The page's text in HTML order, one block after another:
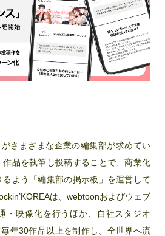
さまざまな企業の編集部が求めてい
品を執筆し投稿することで、商業化
よう「編集部の掲示板」を運営して
は、webtoonおよびウェブ
・映像化を行うほか、自社スタジオ
毎年30作品以上を制作し、全世界へ流